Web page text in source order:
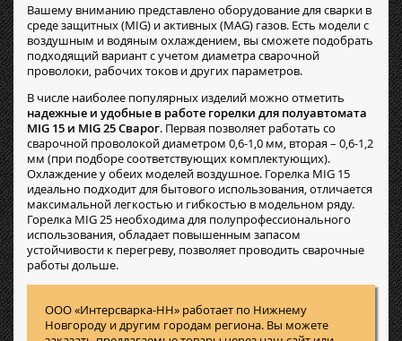
Вашему вниманию представлено оборудование для сварки в
среде защитных (MIG) и активных (MAG) газов. Есть модели с
воздушным и водяным охлаждением, вы сможете подобрать
подходящий вариант с учетом диаметра сварочной
проволоки, рабочих токов и других параметров.
В числе наиболее популярных изделий можно отметить
надежные и удобные в работе горелки для полуавтомата
MIG 15 и MIG 25 Сварог. Первая позволяет работать со
сварочной проволокой диаметром 0,6-1,0 мм, вторая – 0,6-1,2
мм (при подборе соответствующих комплектующих).
Охлаждение у обеих моделей воздушное. Горелка MIG 15
идеально подходит для бытового использования, отличается
максимальной легкостью и гибкостью в модельном ряду.
Горелка MIG 25 необходима для полупрофессионального
использования, обладает повышенным запасом
устойчивости к перегреву, позволяет проводить сварочные
работы дольше.
ООО «Интерсварка-НН» работает по Нижнему
Новгороду и другим городам региона. Вы можете